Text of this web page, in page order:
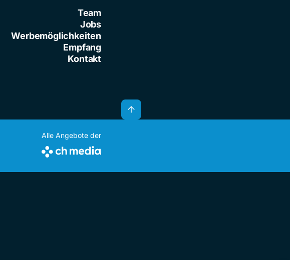
Team
Jobs
Werbemöglichkeiten
Empfang
Kontakt
Alle Angebote der